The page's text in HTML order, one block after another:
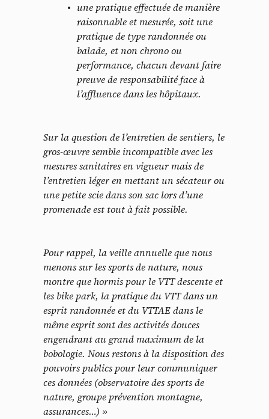
une pratique effectuée de manière
raisonnable et mesurée, soit une
pratique de type randonnée ou
balade, et non chrono ou
performance, chacun devant faire
preuve de responsabilité face à
l’affluence dans les hôpitaux.
Sur la question de l’entretien de sentiers, le
gros-œuvre semble incompatible avec les
mesures sanitaires en vigueur mais de
l’entretien léger en mettant un sécateur ou
une petite scie dans son sac lors d’une
promenade est tout à fait possible.
Pour rappel, la veille annuelle que nous
menons sur les sports de nature, nous
montre que hormis pour le VTT descente et
les bike park, la pratique du VTT dans un
esprit randonnée et du VTTAE dans le
même esprit sont des activités douces
engendrant au grand maximum de la
bobologie. Nous restons à la disposition des
pouvoirs publics pour leur communiquer
ces données (observatoire des sports de
nature, groupe prévention montagne,
assurances…) »